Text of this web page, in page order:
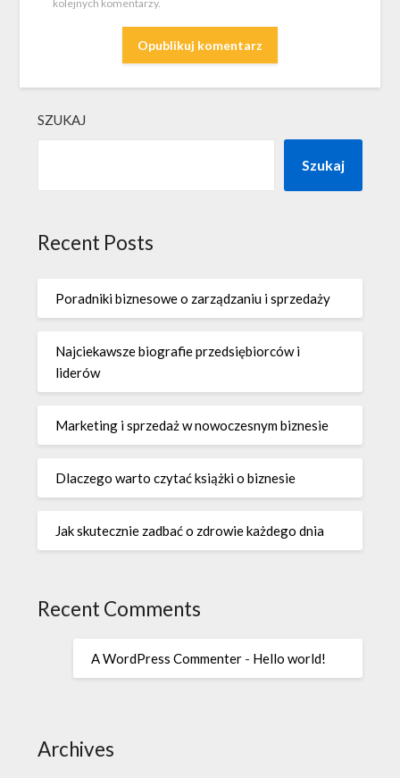
kolejnych komentarzy.
SZUKAJ
Szukaj
Recent Posts
Poradniki biznesowe o zarządzaniu i sprzedaży
Najciekawsze biografie przedsiębiorców i
liderów
Marketing i sprzedaż w nowoczesnym biznesie
Dlaczego warto czytać książki o biznesie
Jak skutecznie zadbać o zdrowie każdego dnia
Recent Comments
A WordPress Commenter - Hello world!
Archives